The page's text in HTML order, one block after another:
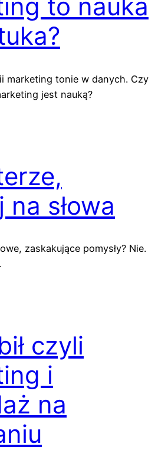
to nauka
marketing tonie w danych. Czy
jest nauką?
na słowa
zaskakujące pomysły? Nie.
czyli
i
na